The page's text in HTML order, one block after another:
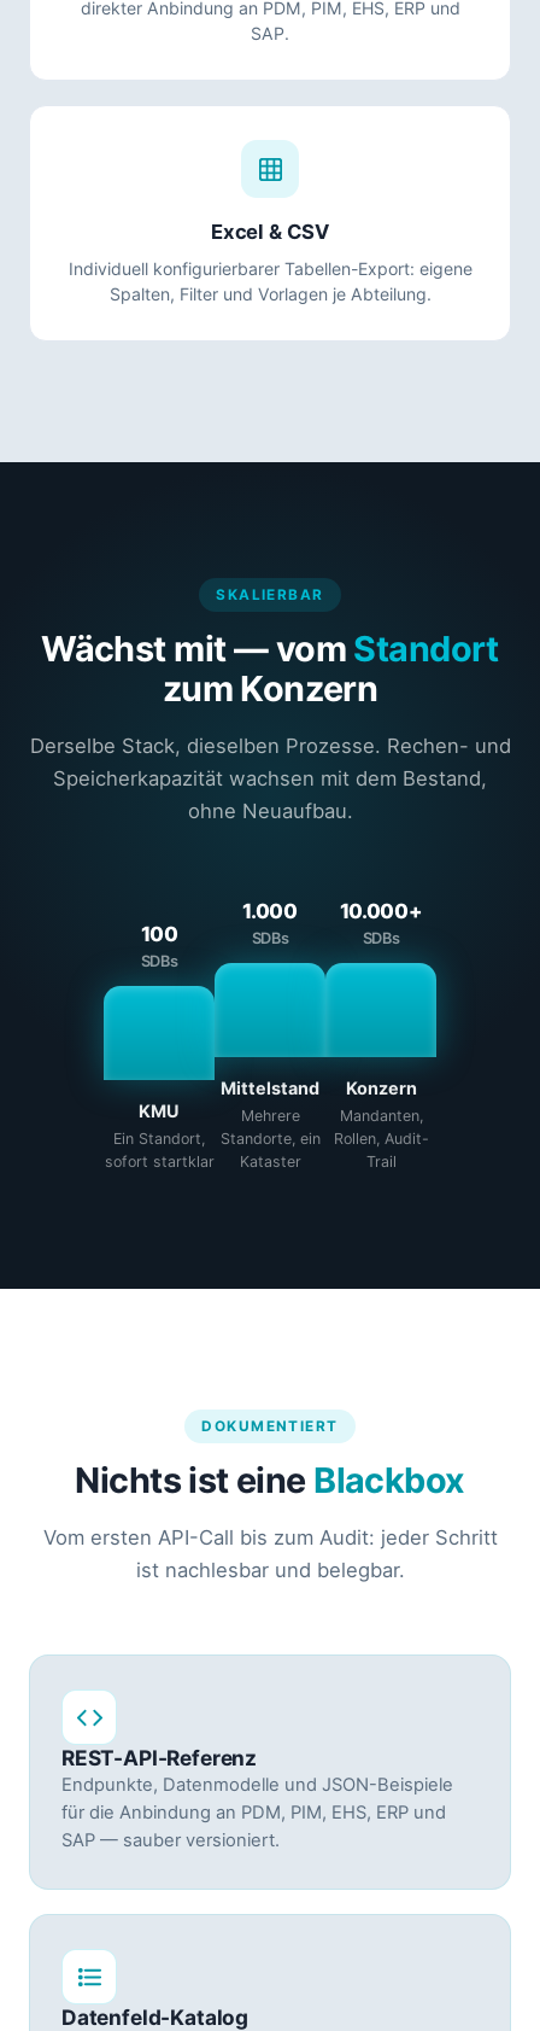
direkter Anbindung an PDM, PIM, EHS, ERP und
SAP.
Excel & CSV
Individuell konfigurierbarer Tabellen-Export: eigene
Spalten, Filter und Vorlagen je Abteilung.
SKALIERBAR
Wächst mit — vom Standort
zum Konzern
Derselbe Stack, dieselben Prozesse. Rechen- und
Speicherkapazität wachsen mit dem Bestand,
ohne Neuaufbau.
100
SDBs
KMU
Ein Standort,
sofort startklar
1.000
SDBs
Mittelstand
Mehrere
Standorte, ein
Kataster
10.000+
SDBs
Konzern
Mandanten,
Rollen, Audit-
Trail
DOKUMENTIERT
Nichts ist eine Blackbox
Vom ersten API-Call bis zum Audit: jeder Schritt
ist nachlesbar und belegbar.
REST-API-Referenz
Endpunkte, Datenmodelle und JSON-Beispiele
für die Anbindung an PDM, PIM, EHS, ERP und
SAP — sauber versioniert.
Datenfeld-Katalog